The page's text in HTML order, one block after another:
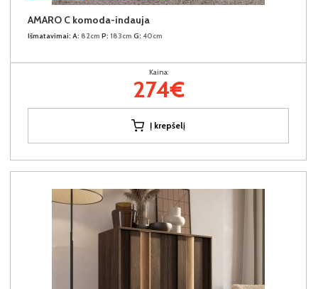
AMARO C komoda-indauja
Išmatavimai: A: 82cm P: 183cm G: 40cm
Kaina:
274€
Į krepšelį